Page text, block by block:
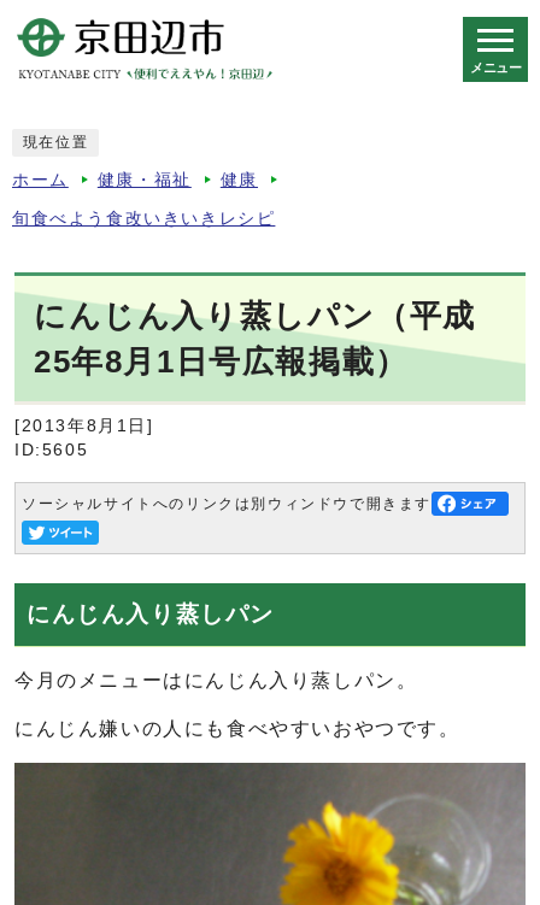
メニュー
現在位置
ホーム 健康・福祉 健康
旬食べよう食改いきいきレシピ
にんじん入り蒸しパン（平成
25年8月1日号広報掲載）
[2013年8月1日]
ID:5605
ソーシャルサイトへのリンクは別ウィンドウで開きます
にんじん入り蒸しパン
今月のメニューはにんじん入り蒸しパン。
にんじん嫌いの人にも食べやすいおやつです。